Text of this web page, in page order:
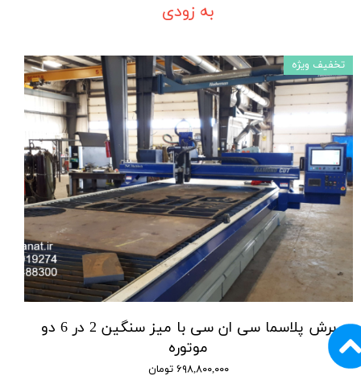
به زودی
برش پلاسما سی ان سی با میز سنگین 2 در 6 دو
موتوره
۶۹۸,۸۰۰,۰۰۰ تومان
تخفیف ویژه